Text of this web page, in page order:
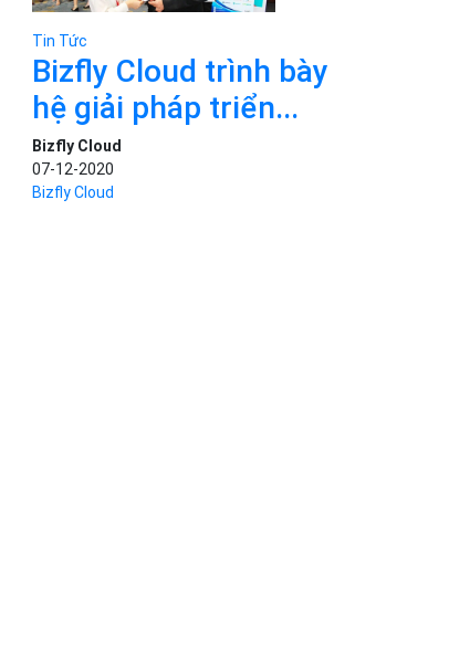
Tin Tức
Bizfly Cloud trình bày
hệ giải pháp triển...
Bizfly Cloud
07-12-2020
Bizfly Cloud